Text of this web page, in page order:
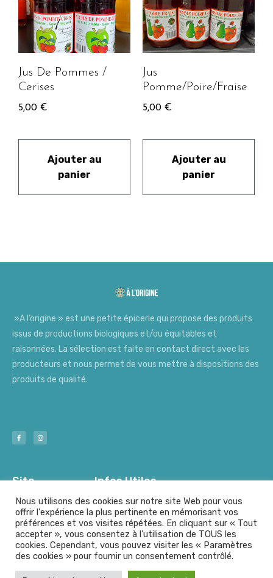
Jus De Pommes /
Cerises
5,00 €
Ajouter au
panier
Jus
Pomme/Poire/Fraise
5,00 €
Ajouter au
panier
»A l’origine » est une petite épicerie qui propose des produits
issus de productions biologiques et/ou équitables et
raisonnées. La sélection est faite en contact direct avec les
producteurs et nous permet de vous mettre à dispositions des
produits de qualité.
Site Infos Utiles
© A l'origine - Tout droits résérvés
Nous utilisons des cookies sur notre site Web pour vous
offrir l'expérience la plus pertinente en mémorisant vos
préférences et vos visites répétées. En cliquant sur « Tout
accepter », vous consentez à l'utilisation de TOUS les
cookies. Cependant, vous pouvez visiter les « Paramètres
des cookies » pour fournir un consentement contrôlé.